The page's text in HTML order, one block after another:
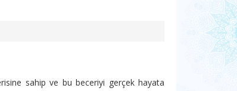
sahip ve bu beceriyi gerçek hayata